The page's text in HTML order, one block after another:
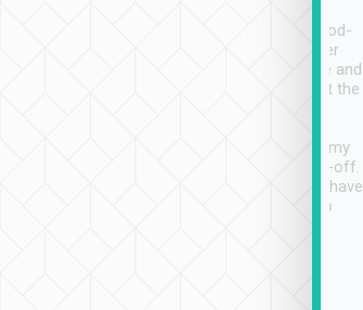
service, vehicles in good-
condition and the driver
service was awesome and
thoughtful. Driver went the
have safely arrived at my
destination after drop-off.
Definitely something I have
not seen elsewhere 👍